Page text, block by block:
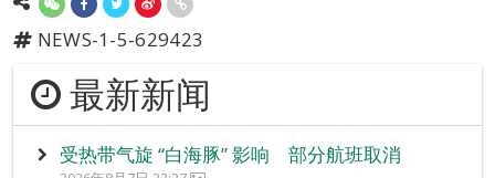
NEWS-1-5-629423
最新新闻
受热带气旋 “白海豚” 影响 部分航班取消